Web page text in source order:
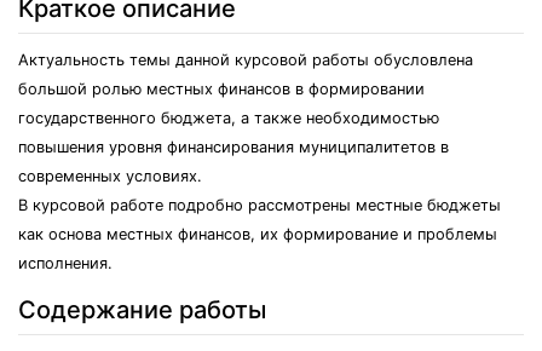
Краткое описание
Актуальность темы данной курсовой работы обусловлена
большой ролью местных финансов в формировании
государственного бюджета, а также необходимостью
повышения уровня финансирования муниципалитетов в
современных условиях.
В курсовой работе подробно рассмотрены местные бюджеты
как основа местных финансов, их формирование и проблемы
исполнения.
Содержание работы